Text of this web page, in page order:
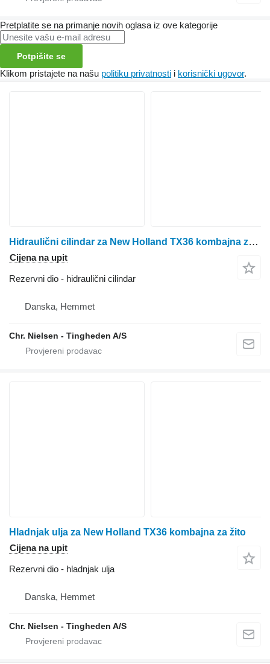
Pretplatite se na primanje novih oglasa iz ove kategorije
Potpišite se
Klikom pristajete na našu politiku privatnosti i korisnički ugovor.
Hidraulični cilindar za New Holland TX36 kombajna za žito
Cijena na upit
Rezervni dio - hidraulični cilindar
Danska, Hemmet
Chr. Nielsen - Tingheden A/S
Hladnjak ulja za New Holland TX36 kombajna za žito
Cijena na upit
Rezervni dio - hladnjak ulja
Danska, Hemmet
Chr. Nielsen - Tingheden A/S